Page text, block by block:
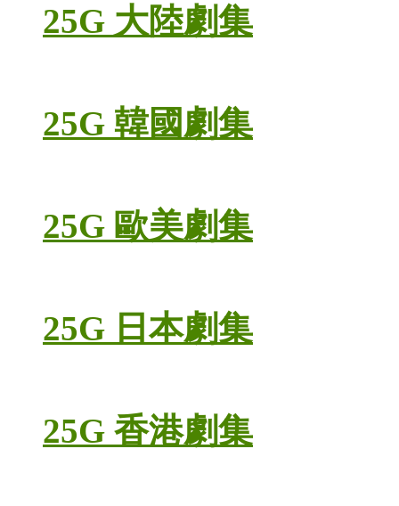
25G 大陸劇集
25G 韓國劇集
25G 歐美劇集
25G 日本劇集
25G 香港劇集